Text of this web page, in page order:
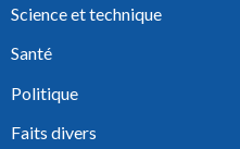
Science et technique
Santé
Politique
Faits divers